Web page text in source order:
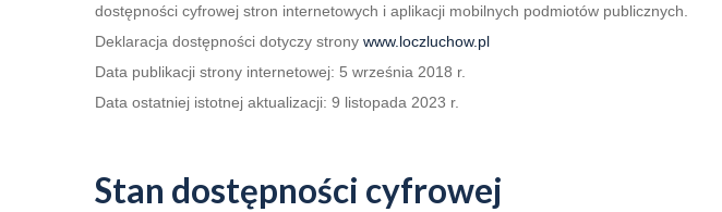
dostępności cyfrowej stron internetowych i aplikacji mobilnych podmiotów publicznych.
Deklaracja dostępności dotyczy strony www.loczluchow.pl
Data publikacji strony internetowej: 5 września 2018 r.
Data ostatniej istotnej aktualizacji: 9 listopada 2023 r.
Stan dostępności cyfrowej